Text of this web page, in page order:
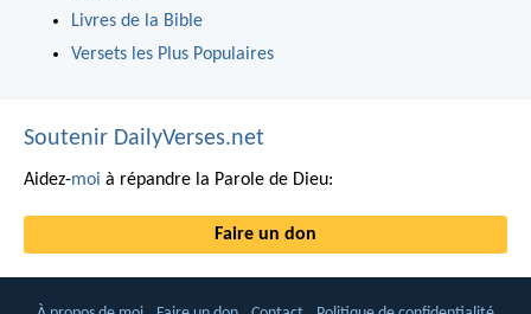
Livres de la Bible
Versets les Plus Populaires
Soutenir DailyVerses.net
Aidez-moi à répandre la Parole de Dieu:
Faire un don